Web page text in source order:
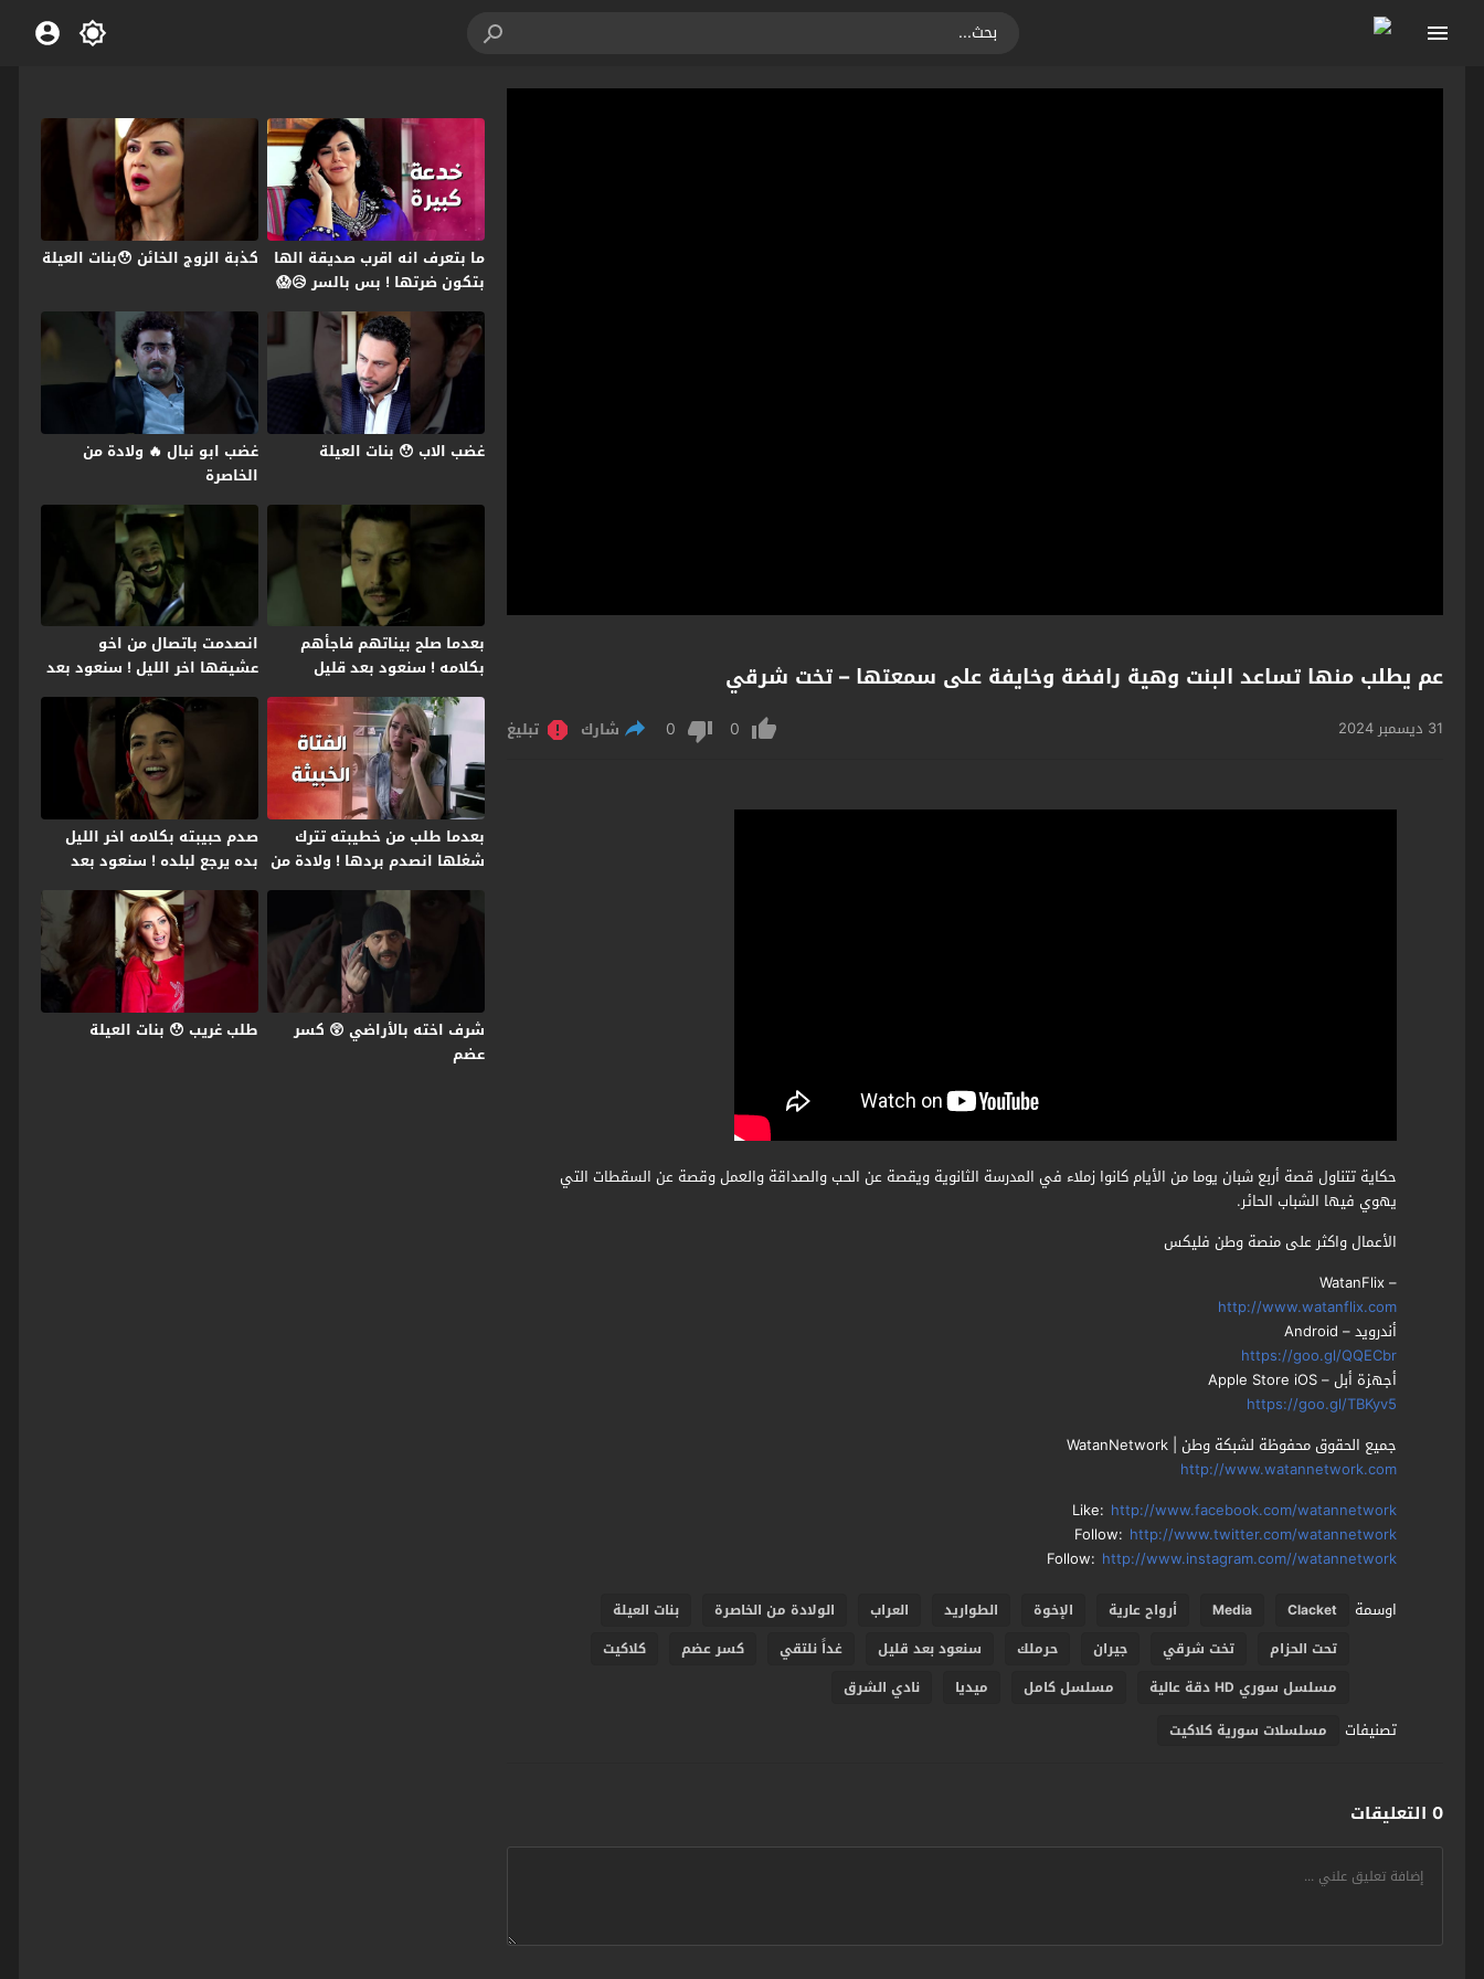
عم يطلب منها تساعد البنت وهية رافضة وخايفة على سمعتها – تخت شرقي
31 ديسمبر 2024 0
0 شارك تبليغ
حكاية تتناول قصة أربع شبان يوما من الأيام كانوا زملاء في المدرسة الثانوية ويقصة عن الحب والصداقة والعمل وقصة عن السقطات التي
يهوي فيها الشباب الحائر.
الأعمال واكثر على منصة وطن فليكس
– WatanFlix
http://www.watanflix.com
أندرويد – Android
https://goo.gl/QQECbr
أجهزة أبل – Apple Store iOS
https://goo.gl/TBKyv5
جميع الحقوق محفوظة لشبكة وطن | WatanNetwork
http://www.watannetwork.com
Like: http://www.facebook.com/watannetwork
Follow: http://www.twitter.com/watannetwork
Follow: http://www.instagram.com//watannetwork
اوسمة
Clacket
Media أرواح عارية الإخوة الطواريد العراب الولادة من الخاصرة
بنات العيلة
تحت الحزام
تخت شرقي جيران حرملك سنعود بعد قليل غداً نلتقي كسر عضم
كلاكيت
مسلسل سوري HD دقة عالية
مسلسل كامل ميديا نادي الشرق
تصنيفات مسلسلات سورية كلاكيت
0 التعليقات
ما بتعرف انه اقرب صديقة الها
بتكون ضرتها ! بس بالسر 😥😱
بنات العيلة
كذبة الزوج الخائن 😯بنات العيلة
غضب الاب 😯 بنات العيلة
غضب ابو نبال 🔥 ولادة من
الخاصرة
بعدما صلح بيناتهم فاجأهم
بكلامه ! سنعود بعد قليل
انصدمت باتصال من اخو
عشيقها اخر الليل ! سنعود بعد
قليل
بعدما طلب من خطيبته تترك
شغلها انصدم بردها ! ولادة من
الخاصرة 2
صدم حبيبته بكلامه اخر الليل
بده يرجع لبلده ! سنعود بعد
قليل
شرف اخته بالأراضي 😲 كسر
عضم
طلب غريب 😯 بنات العيلة